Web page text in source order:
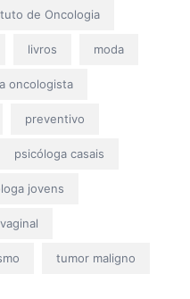
de Oncologia
livros moda
oncologista
preventivo
psicóloga casais
jovens
tumor maligno